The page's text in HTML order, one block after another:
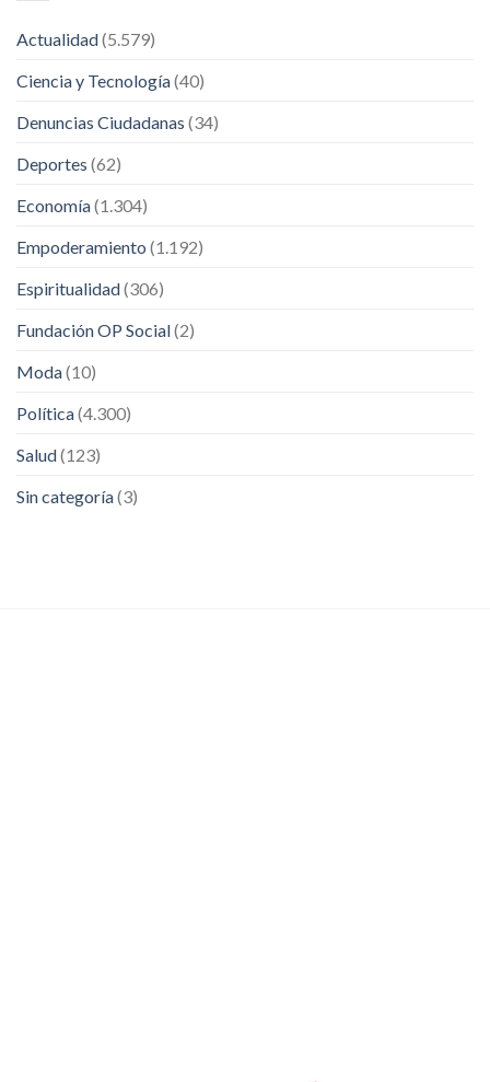
Actualidad(5.579)
Ciencia y Tecnología(40)
Denuncias Ciudadanas (34)
Deportes (62)
Economía(1.304)
Empoderamiento (1.192)
Espiritualidad(306)
Fundación OP Social(2)
Moda(10)
Política(4.300)
Salud(123)
Sin categoría(3)